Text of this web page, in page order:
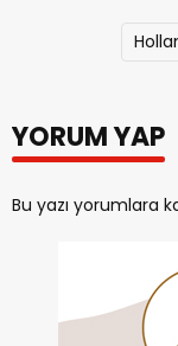
YORUM YAP
Bu yazı yorumlara